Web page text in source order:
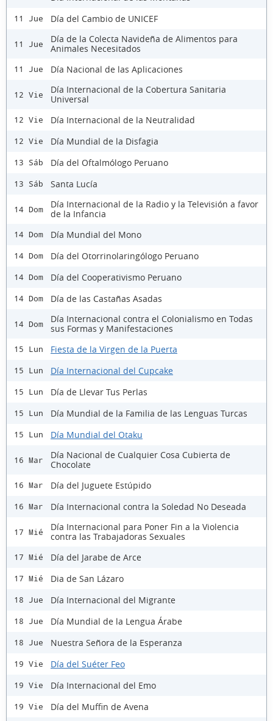
11 Jue Día del Cambio de UNICEF
11 Jue
Día de la Colecta Navideña de Alimentos para
Animales Necesitados
11 Jue Día Nacional de las Aplicaciones
12 Vie
Día Internacional de la Cobertura Sanitaria
Universal
12 Vie Día Internacional de la Neutralidad
12 Vie Día Mundial de la Disfagia
13 Sáb Día del Oftalmólogo Peruano
13 Sáb Santa Lucía
14 Dom
Día Internacional de la Radio y la Televisión a favor
de la Infancia
14 Dom Día Mundial del Mono
14 Dom Día del Otorrinolaringólogo Peruano
14 Dom Día del Cooperativismo Peruano
14 Dom Día de las Castañas Asadas
14 Dom
Día Internacional contra el Colonialismo en Todas
sus Formas y Manifestaciones
15 Lun Fiesta de la Virgen de la Puerta
15 Lun Día Internacional del Cupcake
15 Lun Día de Llevar Tus Perlas
15 Lun Día Mundial de la Familia de las Lenguas Turcas
15 Lun Día Mundial del Otaku
16 Mar
Día Nacional de Cualquier Cosa Cubierta de
Chocolate
16 Mar Día del Juguete Estúpido
16 Mar Día Internacional contra la Soledad No Deseada
17 Mié
Día Internacional para Poner Fin a la Violencia
contra las Trabajadoras Sexuales
17 Mié Día del Jarabe de Arce
17 Mié Dia de San Lázaro
18 Jue Día Internacional del Migrante
18 Jue Día Mundial de la Lengua Árabe
18 Jue Nuestra Señora de la Esperanza
19 Vie Día del Suéter Feo
19 Vie Día Internacional del Emo
19 Vie Día del Muffin de Avena